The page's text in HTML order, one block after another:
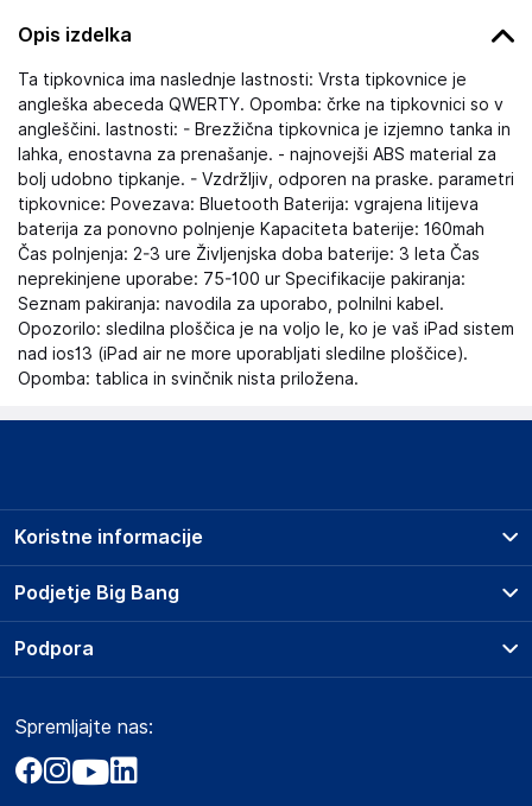
Opis izdelka
Ta tipkovnica ima naslednje lastnosti: Vrsta tipkovnice je
angleška abeceda QWERTY. Opomba: črke na tipkovnici so v
angleščini. lastnosti: - Brezžična tipkovnica je izjemno tanka in
lahka, enostavna za prenašanje. - najnovejši ABS material za
bolj udobno tipkanje. - Vzdržljiv, odporen na praske. parametri
tipkovnice: Povezava: Bluetooth Baterija: vgrajena litijeva
baterija za ponovno polnjenje Kapaciteta baterije: 160mah
Čas polnjenja: 2-3 ure Življenjska doba baterije: 3 leta Čas
neprekinjene uporabe: 75-100 ur Specifikacije pakiranja:
Seznam pakiranja: navodila za uporabo, polnilni kabel.
Opozorilo: sledilna ploščica je na voljo le, ko je vaš iPad sistem
nad ios13 (iPad air ne more uporabljati sledilne ploščice).
Opomba: tablica in svinčnik nista priložena.
Podjetje Big Bang
O podjetju
Obvestila za javnost
Akt o digitalnih storitvah
Koristne informacije
Prodajna mesta
Storitve
Dostava, vnos in odvoz
Zavarovanje izdelkov
Podpora
Marketplace
Kako oddati naročilo?
Spremljajte nas: